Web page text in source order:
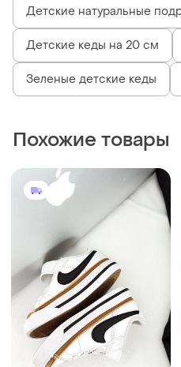
Детские натуральные
Детские кеды на 20 см
Зеленые детские кеды
Похожие товары